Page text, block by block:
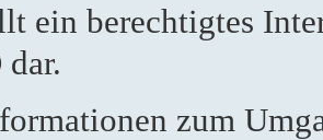
ein berechtigtes
zum